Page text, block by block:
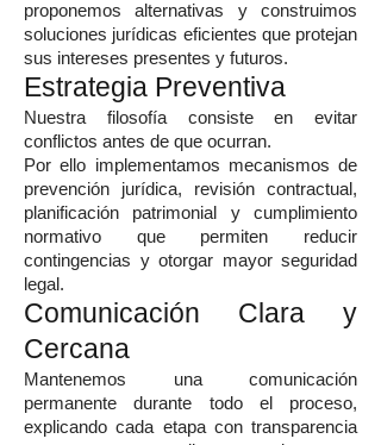
proponemos alternativas y construimos
soluciones jurídicas eficientes que protejan
sus intereses presentes y futuros.
Estrategia Preventiva
Nuestra filosofía consiste en evitar
conflictos antes de que ocurran.
Por ello implementamos mecanismos de
prevención jurídica, revisión contractual,
planificación patrimonial y cumplimiento
normativo que permiten reducir
contingencias y otorgar mayor seguridad
legal.
Comunicación Clara y
Cercana
Mantenemos una comunicación
permanente durante todo el proceso,
explicando cada etapa con transparencia